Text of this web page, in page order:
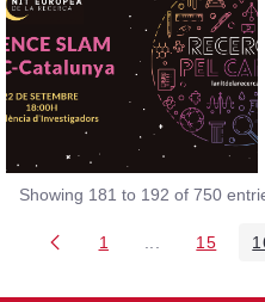
Showing 181 to 192 of 750
Page
1 Intermediate
Page
15